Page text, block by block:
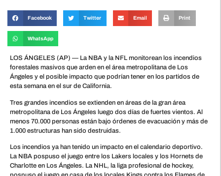
Facebook Twitter Email Print
WhatsApp
LOS ÁNGELES (AP) — La NBA y la NFL monitorean los incendios
forestales masivos que arden en el área metropolitana de Los
Ángeles y el posible impacto que podrían tener en los partidos de
esta semana en el sur de California.
Tres grandes incendios se extienden en áreas de la gran área
metropolitana de Los Ángeles luego dos días de fuertes vientos. Al
menos 70.000 personas están bajo órdenes de evacuación y más de
1.000 estructuras han sido destruidas.
Los incendios ya han tenido un impacto en el calendario deportivo.
La NBA pospuso el juego entre los Lakers locales y los Hornets de
Charlotte en Los Ángeles. La NHL, la liga profesional de hockey,